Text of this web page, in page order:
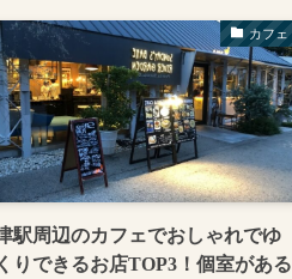
カフェ
駅周辺のカフェでおしゃれでゆ
りできるお店TOP3！個室がある